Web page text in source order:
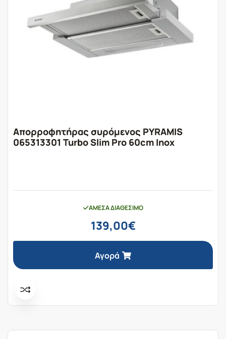
Απορροφητήρας συρόμενος PYRAMIS
065313301 Turbo Slim Pro 60cm Inox
ΆΜΕΣΑ ΔΙΑΘΈΣΙΜΟ
139,00€
Αγορά